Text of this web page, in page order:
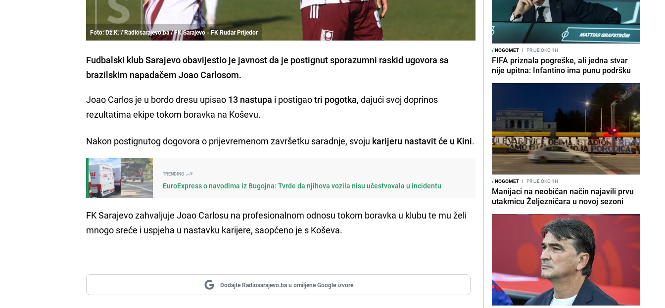
Foto: Dž.K. / Radiosarajevo.ba / FK Sarajevo - FK Rudar Prijedor
Fudbalski klub Sarajevo obavijestio je javnost da je postignut sporazumni raskid ugovora sa
brazilskim napadačem Joao Carlosom.
Joao Carlos je u bordo dresu upisao 13 nastupa i postigaotri pogotka, dajući svoj doprinos
rezultatima ekipe tokom boravka na Koševu.
Nakon postignutog dogovora o prijevremenom završetku saradnje, svoju karijeru nastavit će u Kini.
TRENDING
EuroExpress o navodima iz Bugojna: Tvrde da njihova vozila nisu učestvovala u incidentu
FK Sarajevo zahvaljuje Joao Carlosu na profesionalnom odnosu tokom boravka u klubu te mu želi
mnogo sreće i uspjeha u nastavku karijere, saopćeno je s Koševa.
Dodajte Radiosarajevo.ba u omiljene Google izvore
/NOGOMET I PRIJE OKO 1H
FIFA priznala pogreške, ali jedna stvar
nije upitna: Infantino ima punu podršku
/NOGOMET I PRIJE OKO 1H
Manijaci na neobičan način najavili prvu
utakmicu Željezničara u novoj sezoni